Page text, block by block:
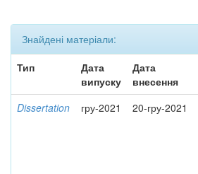
Знайдені матеріали:
Тип
Дата
випуску
Дата
внесення
Dissertation гру-2021 20-гру-2021